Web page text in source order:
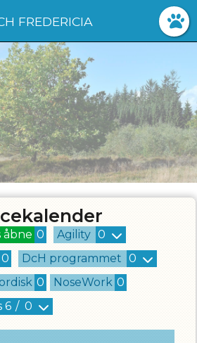
FREDERICIA
åbne 0 Agility 0
0 DcH programmet 0
0 NoseWork 0
6 / 0